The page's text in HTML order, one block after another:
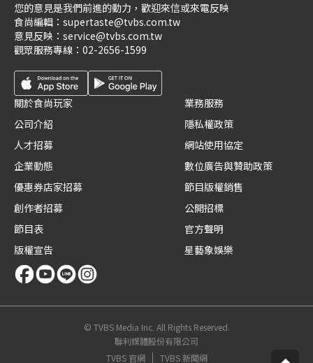
您的意見是我們前進的動力，歡迎來信或來電反映
食尚編輯： supertaste@tvbs.com.tw
意見反映： service@tvbs.com.tw
觀眾服務專線： 02-2656-1599
關於食尚玩家
公司介紹
人才招募
企業動態
優惠券店家招募
創作者招募
節目表
版權宣告
業務服務
隱私權政策
網站使用協定
數位廣告與贊助政策
節目版權銷售
公開招標
官方聲明
星藝象娛樂
© TVBS Media Inc. All Rights Reserved.
聯利媒體股份有限公司
TVBS 官網
TVBS 新聞網